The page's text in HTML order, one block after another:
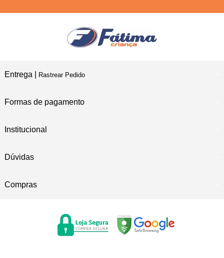
Entrega | Rastrear Pedido
Formas de pagamento
Institucional
Dúvidas
Compras